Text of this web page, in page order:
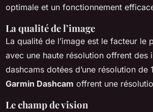
optimale et un fonctionnement
La qualité de l’image
La qualité de l’image est le facteur le
avec une haute résolution offrent des
dashcams dotées d’une résolution
Garmin Dashcam offrent une
Le champ de vision